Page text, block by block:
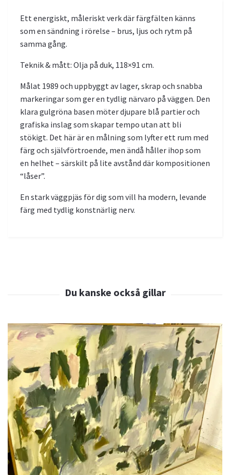
Ett energiskt, måleriskt verk där färgfälten känns
som en sändning i rörelse – brus, ljus och rytm på
samma gång.
Teknik & mått: Olja på duk, 118×91 cm.
Målat 1989 och uppbyggt av lager, skrap och snabba
markeringar som ger en tydlig närvaro på väggen. Den
klara gulgröna basen möter djupare blå partier och
grafiska inslag som skapar tempo utan att bli
stökigt. Det här är en målning som lyfter ett rum med
färg och självförtroende, men ändå håller ihop som
en helhet – särskilt på lite avstånd där kompositionen
“låser”.
En stark väggpjäs för dig som vill ha modern, levande
färg med tydlig konstnärlig nerv.